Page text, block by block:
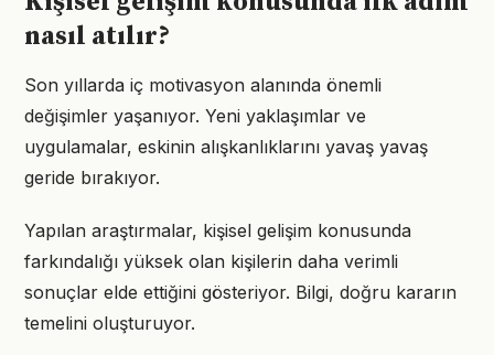
nasıl atılır?
Son yıllarda iç motivasyon alanında önemli
değişimler yaşanıyor. Yeni yaklaşımlar ve
uygulamalar, eskinin alışkanlıklarını yavaş yavaş
geride bırakıyor.
Yapılan araştırmalar, kişisel gelişim konusunda
farkındalığı yüksek olan kişilerin daha verimli
sonuçlar elde ettiğini gösteriyor. Bilgi, doğru kararın
temelini oluşturuyor.